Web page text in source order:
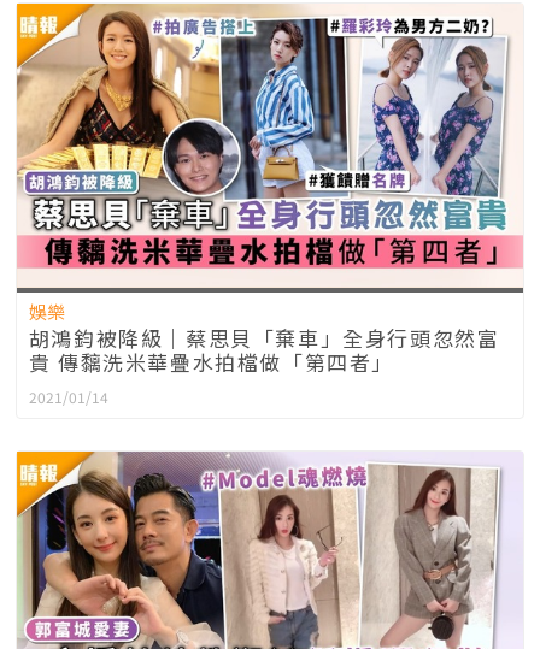
娛樂
胡鴻鈞被降級│蔡思貝「棄車」全身行頭忽然富
貴 傳黐洗米華疊水拍檔做「第四者」
2021/01/14